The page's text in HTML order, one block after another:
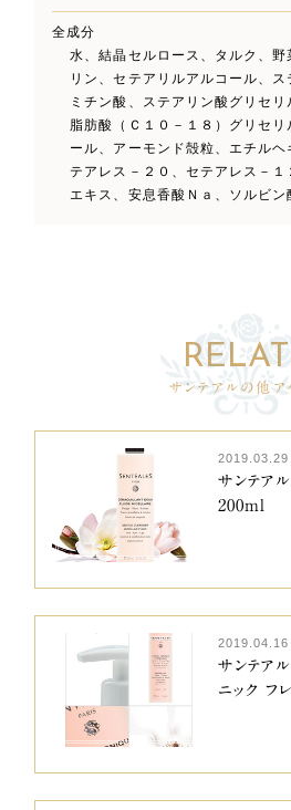
全成分
水、結晶セルロース、タルク、野
リン、セテアリルアルコール、
ミチン酸、ステアリン酸グリセリ
脂肪酸（Ｃ１０－１８）グリセリ
ール、アーモンド殻粒、エチルヘ
テアレス－２０、セテアレス－１
エキス、安息香酸Ｎａ、ソルビン
サンテアルの他ア
2019.03.29
サンテア
200ml
2019.04.16
サンテア
ニック フ